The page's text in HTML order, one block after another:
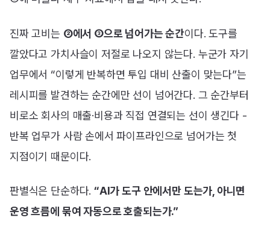
진짜 고비는 ②에서 ③으로 넘어가는 순간이다. 도구를
깔았다고 가치사슬이 저절로 나오지 않는다. 누군가 자기
업무에서 “이렇게 반복하면 투입 대비 산출이 맞는다”는
레시피를 발견하는 순간에만 선이 넘어간다. 그 순간부터
비로소 회사의 매출·비용과 직접 연결되는 선이 생긴다 -
반복 업무가 사람 손에서 파이프라인으로 넘어가는 첫
지점이기 때문이다.
판별식은 단순하다.“AI가 도구 안에서만 도는가, 아니면
운영 흐름에 묶여 자동으로 호출되는가.”